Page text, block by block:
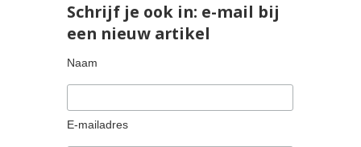
Schrijf je ook in: e-mail bij
een nieuw artikel
Naam
E-mailadres